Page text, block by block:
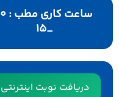
ساعت کاری مطب : ۱۰
دریافت نوبت اینترنتی